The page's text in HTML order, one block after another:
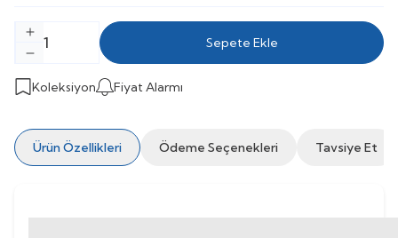
Sepete Ekle
Koleksiyon Fiyat Alarmı
Ürün Özellikleri Ödeme Seçenekleri Tavsiye Et